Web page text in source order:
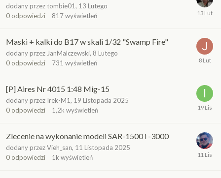
dodany przez tombie01, 13 Lutego
0 odpowiedzi 817wyświetleń
Maski + kalki do B17 w skali 1/32 "Swamp Fire"
dodany przez JanMalczewski, 8 Lutego
0 odpowiedzi 731 wyświetleń
[P] Aires Nr 4015 1:48 Mig-15
dodany przez Irek-M1, 19 Listopada 2025
0 odpowiedzi 1,2k wyświetleń
Zlecenie na wykonanie modeli SAR-1500 i -3000
dodany przezVieh_san, 11 Listopada 2025
0 odpowiedzi 1k wyświetleń